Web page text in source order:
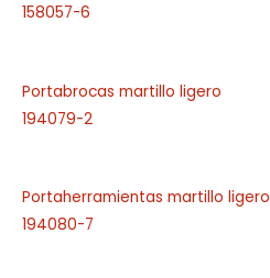
158057-6
Portabrocas martillo ligero
194079-2
Portaherramientas martillo ligero
194080-7